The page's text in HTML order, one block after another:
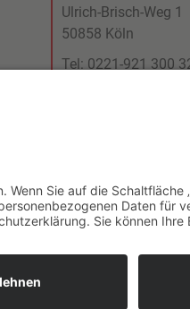
Ulrich-Brisch-Weg 1
50858 Köln
Tel: 0221-921 300
Copyright © 2026